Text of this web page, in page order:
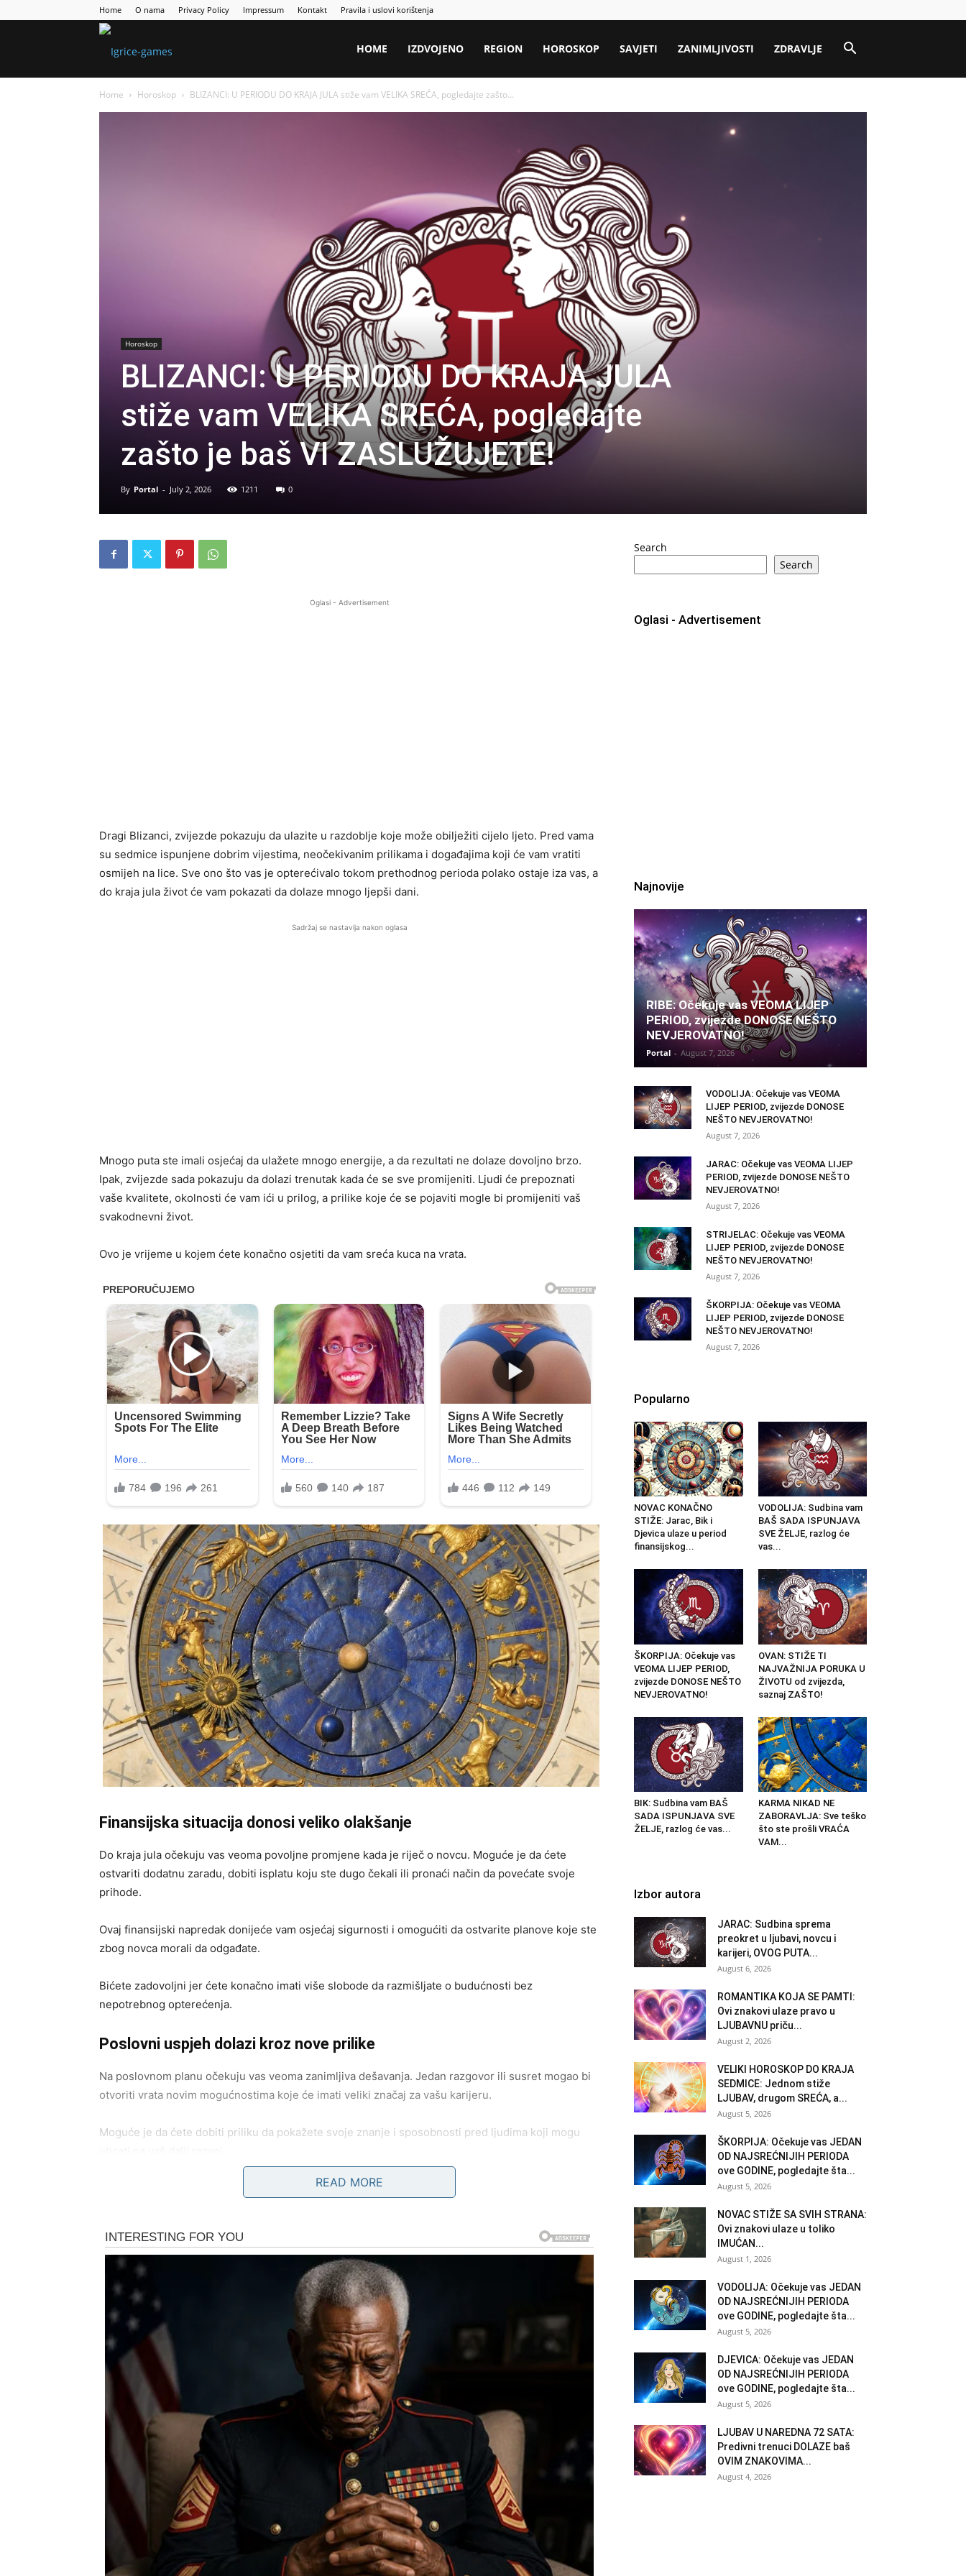
Home O nama Privacy Policy Impressum Kontakt Pravila i uslovi korištenja
HOME IZDVOJENO REGION HOROSKOP SAVJETI ZANIMLJIVOSTI ZDRAVLJE
Home Horoskop BLIZANCI: U PERIODU DO KRAJA JULA stiže vam VELIKA SREĆA, pogledajte zašto...
Horoskop
BLIZANCI: U PERIODU DO KRAJA JULA
stiže vam VELIKA SREĆA, pogledajte
zašto je baš VI ZASLUŽUJETE!
By Portal - July 2, 2026 1211 0
Oglasi - Advertisement
Dragi Blizanci, zvijezde pokazuju da ulazite u razdoblje koje može obilježiti cijelo ljeto. Pred vama
su sedmice ispunjene dobrim vijestima, neočekivanim prilikama i događajima koji će vam vratiti
osmijeh na lice. Sve ono što vas je opterećivalo tokom prethodnog perioda polako ostaje iza vas, a
do kraja jula život će vam pokazati da dolaze mnogo ljepši dani.
Sadržaj se nastavlja nakon oglasa
Mnogo puta ste imali osjećaj da ulažete mnogo energije, a da rezultati ne dolaze dovoljno brzo.
Ipak, zvijezde sada pokazuju da dolazi trenutak kada će se sve promijeniti. Ljudi će prepoznati
vaše kvalitete, okolnosti će vam ići u prilog, a prilike koje će se pojaviti mogle bi promijeniti vaš
svakodnevni život.
Ovo je vrijeme u kojem ćete konačno osjetiti da vam sreća kuca na vrata.
Finansijska situacija donosi veliko olakšanje
Do kraja jula očekuju vas veoma povoljne promjene kada je riječ o novcu. Moguće je da ćete
ostvariti dodatnu zaradu, dobiti isplatu koju ste dugo čekali ili pronaći način da povećate svoje
prihode.
Ovaj finansijski napredak donijeće vam osjećaj sigurnosti i omogućiti da ostvarite planove koje ste
zbog novca morali da odgađate.
Bićete zadovoljni jer ćete konačno imati više slobode da razmišljate o budućnosti bez
nepotrebnog opterećenja.
Poslovni uspjeh dolazi kroz nove prilike
Na poslovnom planu očekuju vas veoma zanimljiva dešavanja. Jedan razgovor ili susret mogao bi
otvoriti vrata novim mogućnostima koje će imati veliki značaj za vašu karijeru.
Moguće je da ćete dobiti priliku da pokažete svoje znanje i sposobnosti pred ljudima koji mogu
Do kraja mjeseca mogli biste napraviti važan korak koji će vam donijeti mnogo više zadovoljstva i
Ljubavni život ulazi u mnogo ljepšu fazu
Na polju emocija zvijezde vam donose mnogo topline, iskrenih razgovora i lijepih susreta.
Ako ste slobodni, postoji velika mogućnost da upoznate osobu koja će vas osvojiti inteligencijom,
smislom za humor i pozitivnim pogledom na život. Sve će početi sasvim spontano, ali će vrlo brzo
postati jasno da između vas postoji posebna povezanost.
Do kraja jula mogli biste započeti odnos koji će vam donijeti mnogo radosti.
Zauzeti Blizanci grade još snažniji odnos
Ako ste u vezi ili braku, naredne sedmice donose mnogo više razumijevanja i zajedničkih planova.
Partner će biti osoba na koju ćete moći da se oslonite u svakom trenutku. Zajednički razgovori o
budućnosti donijeće vam osjećaj sigurnosti i pomoći da još više učvrstite vaš odnos.
Moguće je i da zajedno donesete odluku koja će pozitivno uticati na vaš zajednički život.
READ MORE
Search
Search
Oglasi - Advertisement
Najnovije
RIBE: Očekuje vas VEOMA LIJEP
PERIOD, zvijezde DONOSE NEŠTO
NEVJEROVATNO!
Portal - August 7, 2026
VODOLIJA: Očekuje vas VEOMA
LIJEP PERIOD, zvijezde DONOSE
NEŠTO NEVJEROVATNO!
August 7, 2026
JARAC: Očekuje vas VEOMA LIJEP
PERIOD, zvijezde DONOSE NEŠTO
NEVJEROVATNO!
August 7, 2026
STRIJELAC: Očekuje vas VEOMA
LIJEP PERIOD, zvijezde DONOSE
NEŠTO NEVJEROVATNO!
August 7, 2026
ŠKORPIJA: Očekuje vas VEOMA
LIJEP PERIOD, zvijezde DONOSE
NEŠTO NEVJEROVATNO!
August 7, 2026
Popularno
NOVAC KONAČNO
STIŽE: Jarac, Bik i
Djevica ulaze u period
finansijskog...
VODOLIJA: Sudbina vam
BAŠ SADA ISPUNJAVA
SVE ŽELJE, razlog će
vas...
ŠKORPIJA: Očekuje vas
VEOMA LIJEP PERIOD,
zvijezde DONOSE NEŠTO
NEVJEROVATNO!
OVAN: STIŽE TI
NAJVAŽNIJA PORUKA U
ŽIVOTU od zvijezda,
saznaj ZAŠTO!
BIK: Sudbina vam BAŠ
SADA ISPUNJAVA SVE
ŽELJE, razlog će vas...
KARMA NIKAD NE
ZABORAVLJA: Sve teško
što ste prošli VRAĆA
VAM...
Izbor autora
JARAC: Sudbina sprema
preokret u ljubavi, novcu i
karijeri, OVOG PUTA...
August 6, 2026
ROMANTIKA KOJA SE PAMTI:
Ovi znakovi ulaze pravo u
LJUBAVNU priču...
August 2, 2026
VELIKI HOROSKOP DO KRAJA
SEDMICE: Jednom stiže
LJUBAV, drugom SREĆA, a...
August 5, 2026
ŠKORPIJA: Očekuje vas JEDAN
OD NAJSREĆNIJIH PERIODA
ove GODINE, pogledajte šta...
August 5, 2026
NOVAC STIŽE SA SVIH STRANA:
Ovi znakovi ulaze u toliko
IMUĆAN...
August 1, 2026
VODOLIJA: Očekuje vas JEDAN
OD NAJSREĆNIJIH PERIODA
ove GODINE, pogledajte šta...
August 5, 2026
DJEVICA: Očekuje vas JEDAN
OD NAJSREĆNIJIH PERIODA
ove GODINE, pogledajte šta...
August 5, 2026
LJUBAV U NAREDNA 72 SATA:
Predivni trenuci DOLAZE baš
OVIM ZNAKOVIMA...
August 4, 2026